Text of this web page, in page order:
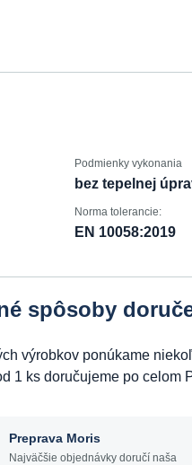
Podmienky vykonania
bez tepelnej
Norma tolerancie:
EN 10058:2019
spôsoby
výrobkov ponúkame
1 ks doručujeme po celom
Preprava Moris
Najväčšie objednávky doručí naša